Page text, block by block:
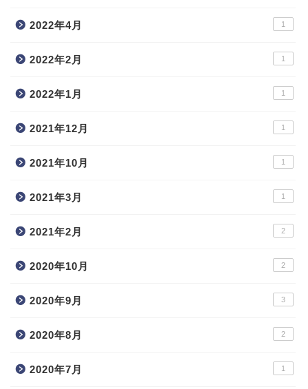
2022年4月 1
2022年2月 1
2022年1月 1
2021年12月 1
2021年10月 1
2021年3月 1
2021年2月 2
2020年10月 2
2020年9月 3
2020年8月 2
2020年7月 1